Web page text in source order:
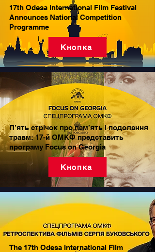
17th Odesa International Film Festival
Announces National Competition
Programme
Кнопка
П’ять стрічок про пам’ять і подолання
травм: 17-й ОМКФ представить
програму Focus on Georgia
Кнопка
The 17th Odesa International Film